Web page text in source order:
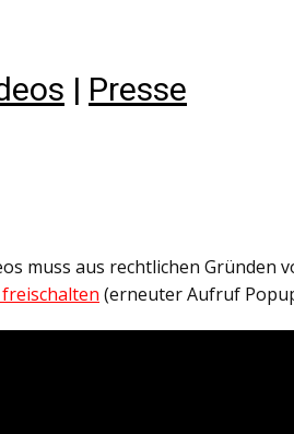
| Presse
muss aus rechtlichen
(erneuter Aufruf